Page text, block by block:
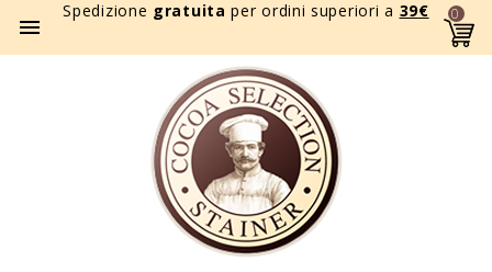
Spedizione gratuita per ordini superiori a 39€

0